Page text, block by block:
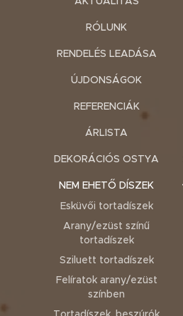
RÓLUNK
RENDELÉS LEADÁSA
ÚJDONSÁGOK
REFERENCIÁK
ÁRLISTA
DEKORÁCIÓS OSTYA
NEM EHETŐ DÍSZEK
Esküvői tortadíszek
Arany/ezüst színű
tortadíszek
Sziluett tortadíszek
Felíratok arany/ezüst
színben